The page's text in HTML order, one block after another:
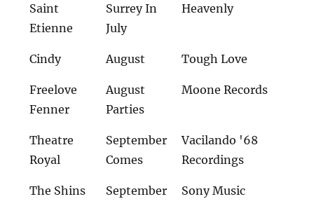
Saint
Etienne
Surrey In
July
Heavenly
Cindy August Tough Love
Freelove
Fenner
August
Parties
Moone Records
Theatre
Royal
September
Comes
Vacilando '68
Recordings
The Shins September Sony Music